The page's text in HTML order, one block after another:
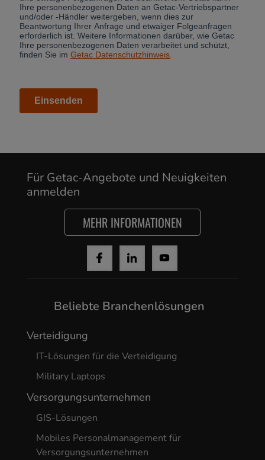
Cancel
Yes, I agree
Für Getac-Angebote und Neuigkeiten
anmelden
MEHR INFORMATIONEN
Beliebte Branchenlösungen
Verteidigung
IT-Lösungen für die Verteidigung
Military Laptops
Versorgungsunternehmen
GIS-Lösungen
Mobiles Personalmanagement für
Versorgungsunternehmen